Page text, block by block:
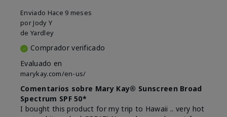
Enviado Hace 9 meses
por Jody Y
de Yardley
Comprador verificado
Evaluado en
marykay.com/en-us/
Comentarios sobre Mary Kay® Sunscreen Broad
Spectrum SPF 50*
I bought this product for my trip to Hawaii .. very hot